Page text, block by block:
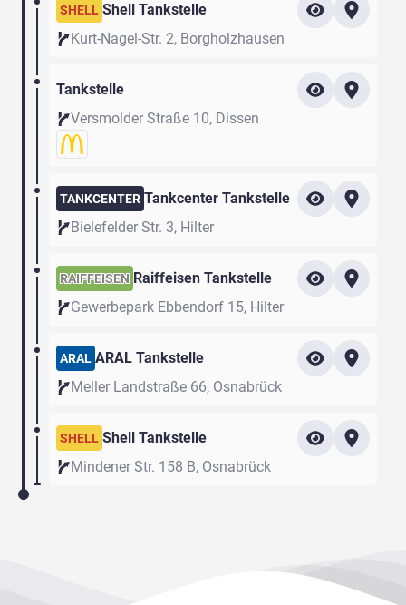
SHELL Shell Tankstelle
Kurt-Nagel-Str. 2, Borgholzhausen
Tankstelle
Versmolder Straße 10, Dissen
TANKCENTER Tankcenter Tankstelle
Bielefelder Str. 3, Hilter
RAIFFEISEN Raiffeisen Tankstelle
Gewerbepark Ebbendorf 15, Hilter
ARAL ARAL Tankstelle
Meller Landstraße 66, Osnabrück
SHELL Shell Tankstelle
Mindener Str. 158 B, Osnabrück